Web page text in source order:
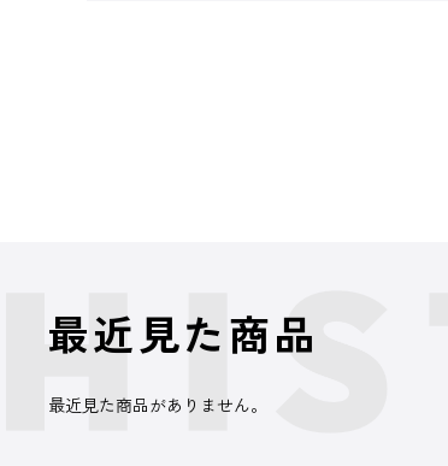
最近見た商品
最近見た商品がありません。